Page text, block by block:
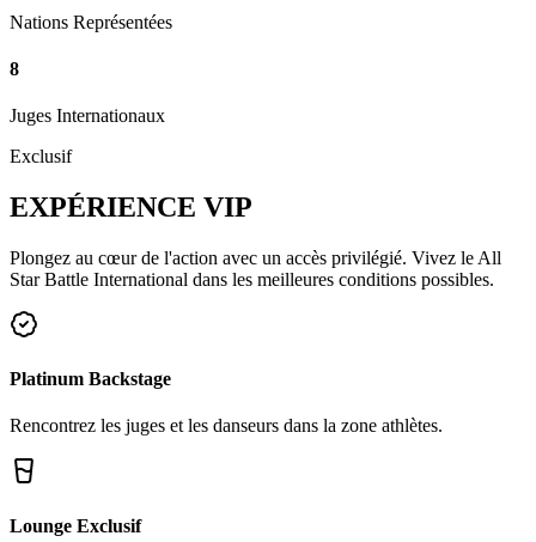
Nations Représentées
8
Juges Internationaux
Exclusif
EXPÉRIENCE VIP
Plongez au cœur de l'action avec un accès privilégié. Vivez le All
Star Battle International dans les meilleures conditions possibles.
Platinum Backstage
Rencontrez les juges et les danseurs dans la zone athlètes.
Lounge Exclusif